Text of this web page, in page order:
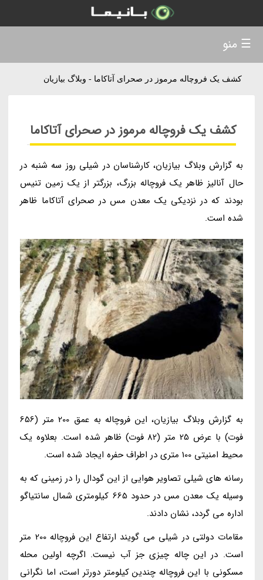
کشف یک فروچاله مرموز در صحرای آتاکاما - وبلاگ بیازیان
کشف یک فروچاله مرموز در صحرای آتاکاما
به گزارش وبلاگ بیازیان، کارشناسان در شیلی روز سه شنبه در
حال آنالیز ظاهر یک فروچاله بزرگ، بزرگتر از یک زمین تنیس
بودند که در نزدیکی یک معدن مس در صحرای آتاکاما ظاهر
شده است.
به گزارش وبلاگ بیازیان، این فروچاله به عمق 200 متر (656
فوت) با عرض 25 متر (82 فوت) ظاهر شده است. بعلاوه یک
محیط امنیتی 100 متری در اطراف حفره ایجاد شده است.
رسانه های شیلی تصاویر هوایی از این گودال را در زمینی که به
وسیله یک معدن مس در حدود 665 کیلومتری شمال سانتیاگو
اداره می گردد، نشان دادند.
مقامات دولتی در شیلی می گویند ارتفاع این فروچاله 200 متر
است. در این چاله چیزی جز آب نیست. اگرچه اولین محله
مسکونی با این فروچاله چندین کیلومتر دورتر است، اما نگرانی
☰ منو